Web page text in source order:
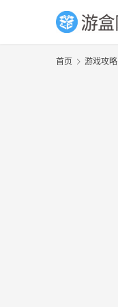
首页 游戏攻略